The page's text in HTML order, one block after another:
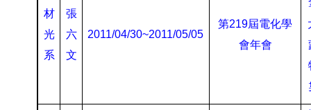
材
光
系
張
六
文
2011/04/30~2011/05/05
第219屆電化學
會年會